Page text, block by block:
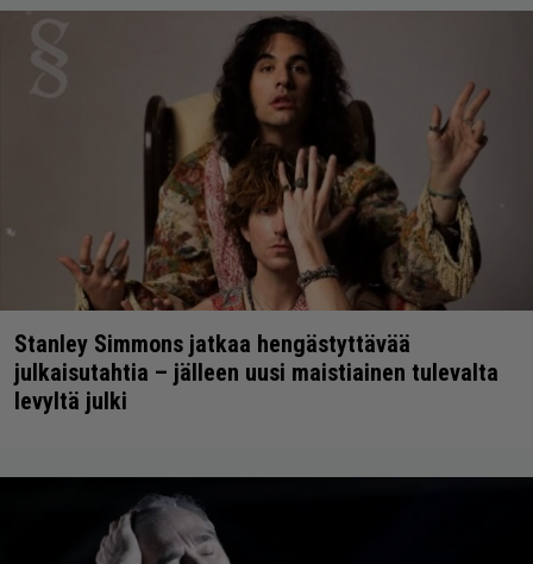
Stanley Simmons jatkaa hengästyttävää
julkaisutahtia – jälleen uusi maistiainen tulevalta
levyltä julki